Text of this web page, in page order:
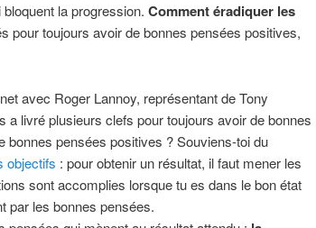
la progression. Comment éradiquer les
pour toujours avoir de bonnes pensées positives,
avec Roger Lannoy, représentant de Tony
a livré plusieurs clefs pour toujours avoir de bonnes
bonnes pensées positives ? Souviens-toi du
objectifs : pour obtenir un résultat, il faut mener les
sont accomplies lorsque tu es dans le bon état
par les bonnes pensées.